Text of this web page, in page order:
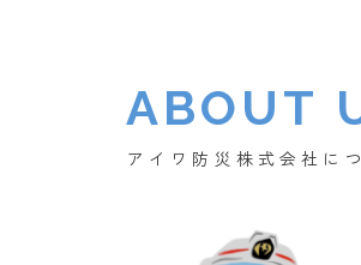
ABOUT
アイワ防災株式会社に